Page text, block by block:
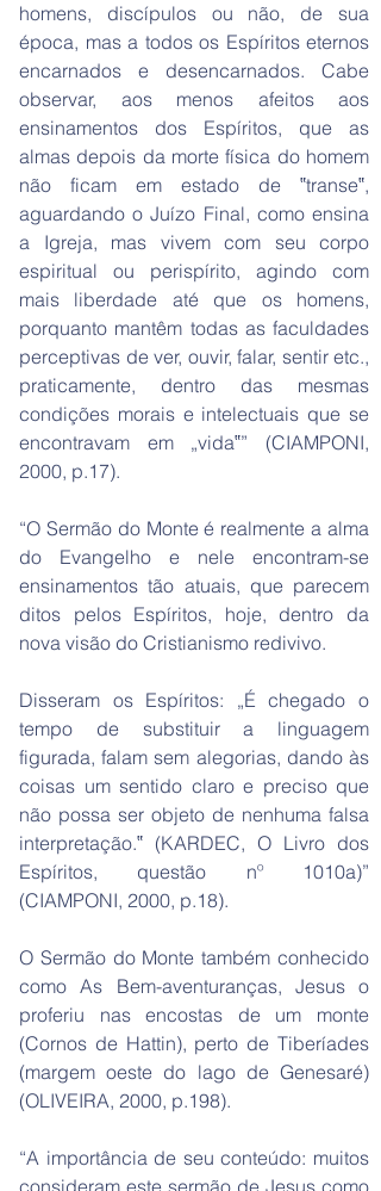
homens, discípulos ou não, de sua
época, mas a todos os Espíritos eternos
encarnados e desencarnados. Cabe
observar, aos menos afeitos aos
ensinamentos dos Espíritos, que as
almas depois da morte física do homem
não ficam em estado de ‟transe‟,
aguardando o Juízo Final, como ensina
a Igreja, mas vivem com seu corpo
espiritual ou perispírito, agindo com
mais liberdade até que os homens,
porquanto mantêm todas as faculdades
perceptivas de ver, ouvir, falar, sentir etc.,
praticamente, dentro das mesmas
condições morais e intelectuais que se
encontravam em „vida‟” (CIAMPONI,
2000, p.17).
“O Sermão do Monte é realmente a alma
do Evangelho e nele encontram-se
ensinamentos tão atuais, que parecem
ditos pelos Espíritos, hoje, dentro da
nova visão do Cristianismo redivivo.
Disseram os Espíritos: „É chegado o
tempo de substituir a linguagem
figurada, falam sem alegorias, dando às
coisas um sentido claro e preciso que
não possa ser objeto de nenhuma falsa
interpretação.‟ (KARDEC, O Livro dos
Espíritos, questão nº 1010a)”
(CIAMPONI, 2000, p.18).
O Sermão do Monte também conhecido
como As Bem-aventuranças, Jesus o
proferiu nas encostas de um monte
(Cornos de Hattin), perto de Tiberíades
(margem oeste do lago de Genesaré)
(OLIVEIRA, 2000, p.198).
“A importância de seu conteúdo: muitos
consideram este sermão de Jesus como